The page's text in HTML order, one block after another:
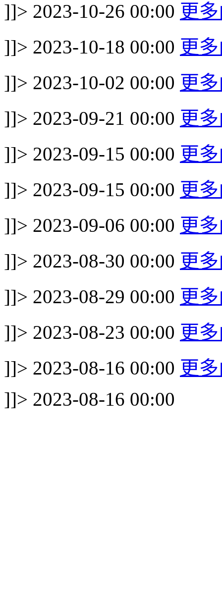
]]> 2023-10-26 00:00 更
]]> 2023-10-18 00:00 更
]]> 2023-10-02 00:00 更
]]> 2023-09-21 00:00 更
]]> 2023-09-15 00:00 更
]]> 2023-09-15 00:00 更
]]> 2023-09-06 00:00 更
]]> 2023-08-30 00:00 更
]]> 2023-08-29 00:00 更
]]> 2023-08-23 00:00 更
]]> 2023-08-16 00:00 更
]]> 2023-08-16 00:00